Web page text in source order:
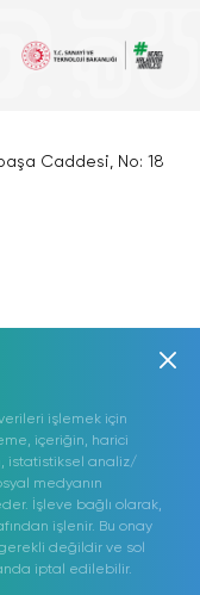
Caddesi, No: 18
(ELİS)
işlemek için
içeriğin, harici
istatistiksel analiz/
medyanın
İşleve bağlı olarak,
işlenir. Bu onay
değildir ve sol
iptal edilebilir.